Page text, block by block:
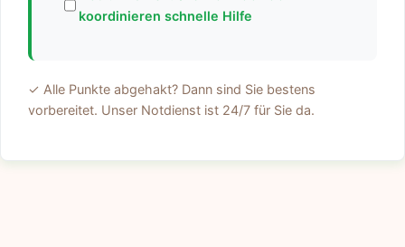
koordinieren schnelle Hilfe
✓ Alle Punkte abgehakt? Dann sind Sie bestens
vorbereitet. Unser Notdienst ist 24/7 für Sie da.